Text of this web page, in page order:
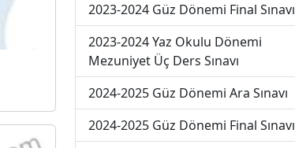
2023-2024 Güz Dönemi Final Sınavı
2023-2024 Yaz Okulu Dönemi
Mezuniyet Üç Ders Sınavı
2024-2025 Güz Dönemi Ara Sınavı
2024-2025 Güz Dönemi Final Sınavı